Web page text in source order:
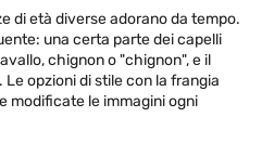
di età diverse adorano da tempo.
una certa parte dei capelli
chignon o "chignon", e il
opzioni di stile con la frangia
modificate le immagini ogni